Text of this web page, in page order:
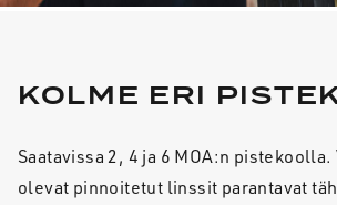
KOLME ERI
Saatavissa 2, 4 ja 6 MOA:n
olevat pinnoitetut linssit parantavat